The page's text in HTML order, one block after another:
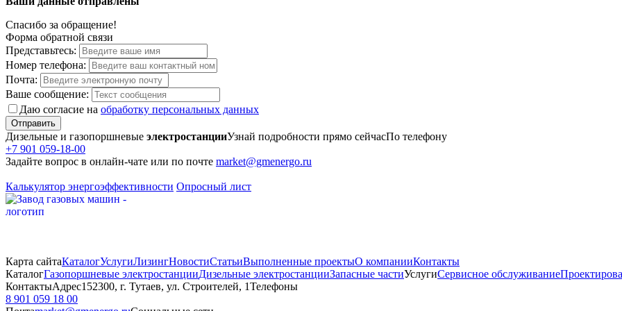
Спасибо за обращение!
Форма обратной связи
Представьтесь:
Номер телефона:
Почта:
Ваше сообщение:
Даю согласие на обработку персональных данных
Отправить
Дизельные и газопоршневые электростанцииУзнай подробности прямо сейчасПо телефону
+7 901 059-18-00
Задайте вопрос в онлайн-чате или по почте market@gmenergo.ru
Калькулятор энергоэффективности Опросный лист
Карта сайтаКаталогУслугиЛизингНовостиСтатьиВыполненные проектыО компанииКонтакты
КаталогГазопоршневые электростанцииДизельные электростанцииЗапасные частиУслугиСервисное обслуживание
КонтактыАдрес152300, г. Тутаев, ул. Строителей, 1Телефоны
8 901 059 18 00